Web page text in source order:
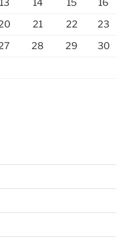
13 14 15
16
21 22
23
28 29
30